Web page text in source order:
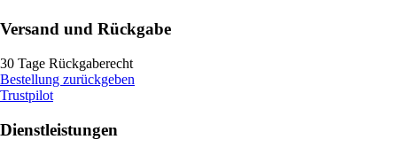
Versand und Rückgabe
30 Tage Rückgaberecht
Bestellung zurückgeben
Trustpilot
Dienstleistungen